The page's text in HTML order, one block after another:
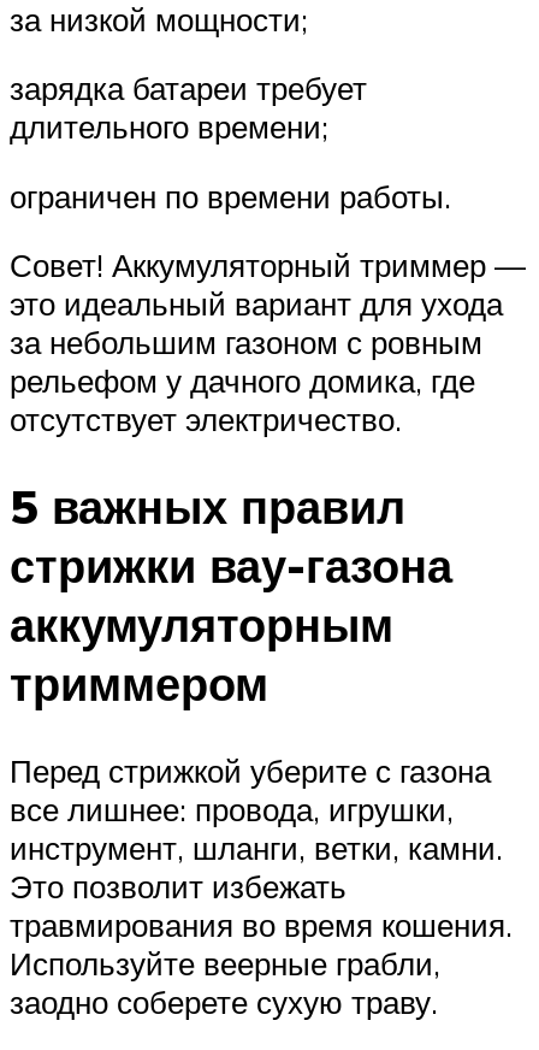
за низкой мощности;
зарядка батареи требует
длительного времени;
ограничен по времени работы.
Совет! Аккумуляторный триммер —
это идеальный вариант для ухода
за небольшим газоном с ровным
рельефом у дачного домика, где
отсутствует электричество.
5 важных правил
стрижки вау-газона
аккумуляторным
триммером
Перед стрижкой уберите с газона
все лишнее: провода, игрушки,
инструмент, шланги, ветки, камни.
Это позволит избежать
травмирования во время кошения.
Используйте веерные грабли,
заодно соберете сухую траву.